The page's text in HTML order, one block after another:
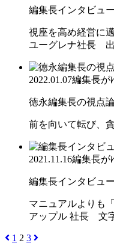
編集長インタビュー
視座を高め経営に
ユーグレナ社長
2022.01.07編集長が
徳永編集長の視点
前を向いて転び、
2021.11.16編集長が
編集長インタビュー
マニュアルよりも
アップル 社長 文
1 2 3